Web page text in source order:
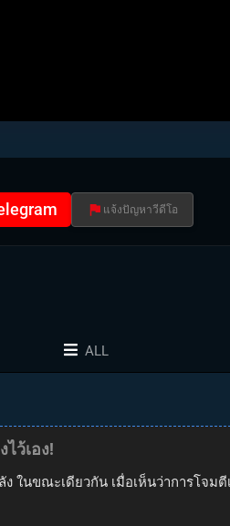
แจ้งปัญหาวีดีโอ
ALL
ว้เอง!
ในขณะเดียวกัน เมื่อเห็นว่าการโจ